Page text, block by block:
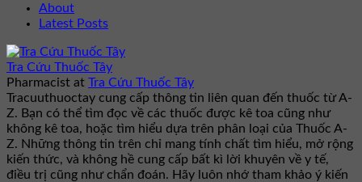
About
Latest Posts
Tra Cứu Thuốc Tây
Pharmacist at Tra Cứu Thuốc Tây
Tracuuthuoctay cung cấp thông tin liên quan đến thuốc từ A-
Z. Bạn có thể tìm đọc về các thuốc được kê toa cũng như
không kê toa, hoặc tìm hiểu dựa trên phân loại của Thuốc A-
Z. Những thông tin trên chỉ mang tính chất tìm hiểu, mở rộng
kiến thức, và không hề cung cấp bất kì lời khuyên về y tế,
điều trị cũng như chẩn đoán. Hãy luôn nhớ tham khảo ý kiến